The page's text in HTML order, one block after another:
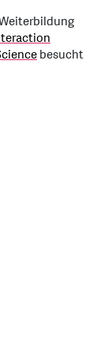
besucht